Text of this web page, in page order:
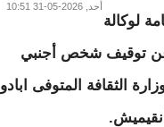
أحد, 2026-05-31 10:51
لوكالة
عن توقيف شخص أجنبي
الثقافة المتوفى ابادو